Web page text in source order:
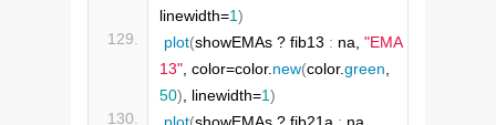
linewidth=1)
plot(showEMAs ? fib13 : na, "EMA
13", color=color.new(color.green
50), linewidth=1)